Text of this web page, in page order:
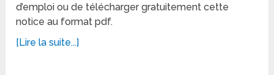
d’emploi ou de télécharger gratuitement cette
notice au format pdf.
[Lire la suite...]